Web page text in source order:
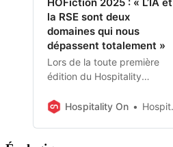
la RSE sont deux
domaines qui nous
dépassent totalement »
Lors de la toute première
édition du Hospitality
Lanrezac, Directeur général
Hospitality On Hospitality On